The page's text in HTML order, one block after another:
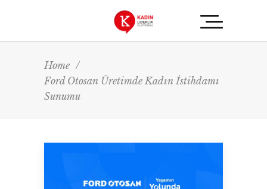
Home /
Ford Otosan Üretimde Kadın İstihdamı
Sunumu